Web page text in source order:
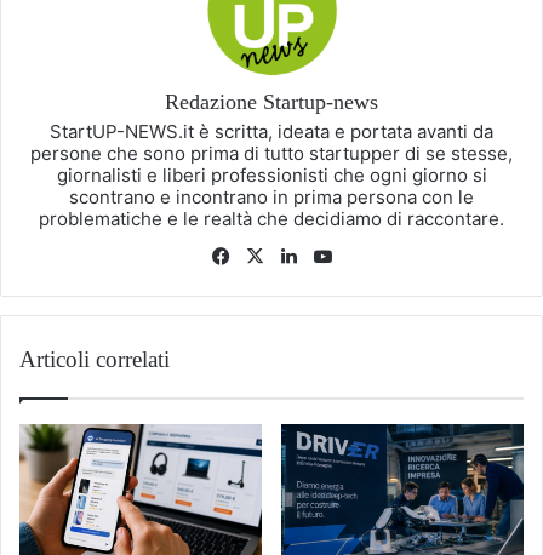
Redazione Startup-news
StartUP-NEWS.it è scritta, ideata e portata avanti da
persone che sono prima di tutto startupper di se stesse,
giornalisti e liberi professionisti che ogni giorno si
scontrano e incontrano in prima persona con le
problematiche e le realtà che decidiamo di raccontare.
Facebook
X LinkedIn
Articoli correlati